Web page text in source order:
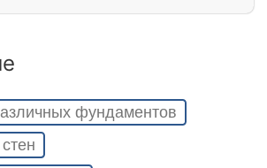
фундаментов